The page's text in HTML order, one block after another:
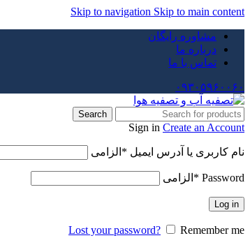
Skip to navigation Skip to main content
مشاوره رایگان
درباره ما
تماس با ما
۰۹۳۰۵۹۶۰۰۶۰
Search
Sign in Create an Account
نام کاربری یا آدرس ایمیل * الزامی
Password
* الزامی
Log in
Lost your password?
Remember me